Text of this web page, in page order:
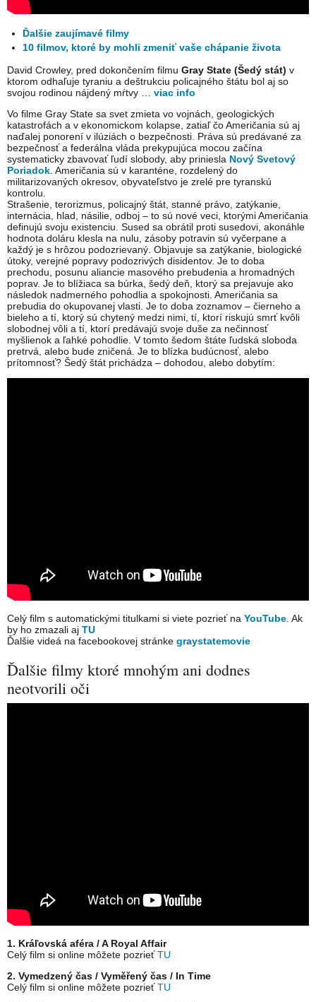
Ďalšie zaujímavé filmy
10 filmov, ktoré by mohli zmeniť vaše chápanie života
David Crowley, pred dokončením filmu Gray State (Šedý stát) v
ktorom odhaľuje tyraniu a deštrukciu policajného štátu bol aj so
svojou rodinou nájdený mŕtvy … viac info
Vo filme Gray State sa svet zmieta vo vojnách, geologických
katastrofách a v ekonomickom kolapse, zatiaľ čo Američania sú aj
naďalej ponorení v ilúziách o bezpečnosti. Práva sú predávané za
bezpečnosť a federálna vláda prekypujúca mocou začína
systematicky zbavovať ľudí slobody, aby priniesla Nový Svetový
Poriadok . Američania sú v karanténe, rozdelený do
militarizovaných okresov, obyvateľstvo je zrelé pre tyranskú
kontrolu.
Strašenie, terorizmus, policajný štát, stanné právo, zatýkanie,
internácia, hlad, násilie, odboj – to sú nové veci, ktorými Američania
definujú svoju existenciu. Sused sa obrátil proti susedovi, akonáhle
hodnota doláru klesla na nulu, zásoby potravin sú vyčerpane a
každý je s hrôzou podozrievaný. Objavuje sa zatýkanie, biologické
útoky, verejné popravy podozrivých disidentov. Je to doba
prechodu, posunu aliancie masového prebudenia a hromadných
poprav. Je to blížiaca sa búrka, šedý deň, ktorý sa prejavuje ako
následok nadmerného pohodlia a spokojnosti. Američania sa
prebudia do okupovanej vlasti. Je to doba zoznamov – čierneho a
bieleho a tí, ktorý sú chytený medzi nimi, tí, ktorí riskujú smrť kvôli
slobodnej vôli a tí, ktorí predávajú svoje duše za nečinnosť
myšlienok a ľahké pohodlie. V tomto šedom štáte ľudská sloboda
pretrvá, alebo bude zničená. Je to blízka budúcnosť, alebo
prítomnosť? Šedý štát prichádza – dohodou, alebo dobytím:
Celý film s automatickými titulkami si viete pozrieť na YouTube . Ak
by ho zmazali aj TU
Ďalšie videá na facebookovej stránke graystatemovie
Ďalšie filmy ktoré mnohým ani dodnes
neotvorili oči
1. Kráľovská aféra / A Royal Affair
Celý film si online môžete pozrieťTU
2. Vymedzený čas / Vyměřený čas / In Time
Celý film si online môžete pozrieťTU